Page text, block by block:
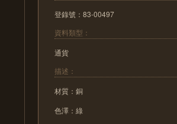
登錄號：83-00497
資料類型：
通貨
描述：
材質：銅
色澤：綠